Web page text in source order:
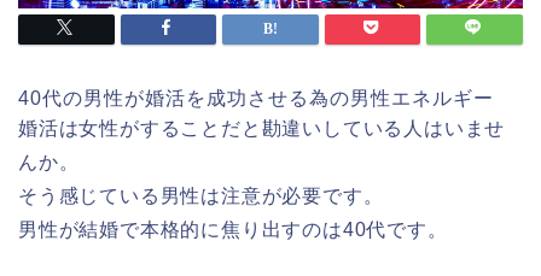
40代の男性が婚活を成功させる為の男性エネルギー
婚活は女性がすることだと勘違いしている人はいませ
んか。
そう感じている男性は注意が必要です。
男性が結婚で本格的に焦り出すのは40代です。